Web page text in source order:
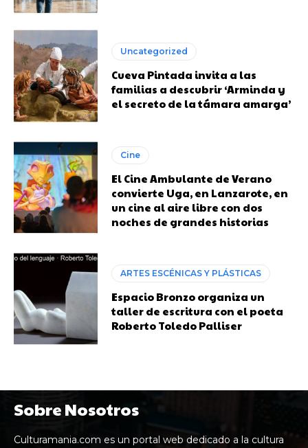
Uncategorized
Cueva Pintada invita a las
familias a descubrir ‘Arminda y
el secreto de la támara amarga’
Cine
El Cine Ambulante de Verano
convierte Uga, en Lanzarote, en
un cine al aire libre con dos
noches de grandes historias
ARTES ESCÉNICAS Y PLÁSTICAS
Espacio Bronzo organiza un
taller de escritura con el poeta
Roberto Toledo Palliser
Sobre Nosotros
Culturamania.com es un portal web dedicado a la cultura